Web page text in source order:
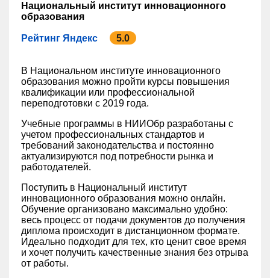
Национальный институт инновационного
образования
Рейтинг Яндекс 5.0
В Национальном институте инновационного
образования можно пройти курсы повышения
квалификации или профессиональной
переподготовки с 2019 года.
Учебные программы в НИИОбр разработаны с
учетом профессиональных стандартов и
требований законодательства и постоянно
актуализируются под потребности рынка и
работодателей.
Поступить в Национальный институт
инновационного образования можно онлайн.
Обучение организовано максимально удобно:
весь процесс от подачи документов до получения
диплома происходит в дистанционном формате.
Идеально подходит для тех, кто ценит свое время
и хочет получить качественные знания без отрыва
от работы.